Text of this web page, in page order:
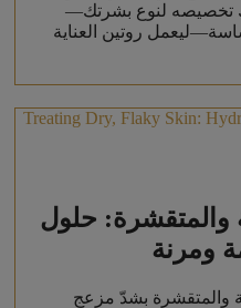
تخصيصه لنوع بشرتك—
روتين العناية
والمتقشرة: حلول
ومرنة
والمتقشرة بشدّ مزعج